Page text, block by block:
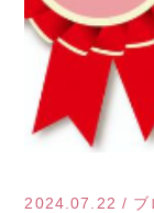
2024.07.22 / ブ